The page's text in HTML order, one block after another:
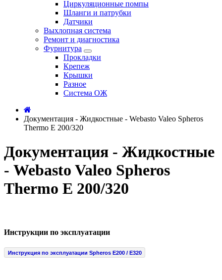
Циркуляционные помпы
Шланги и патрубки
Датчики
Выхлопная система
Ремонт и диагностика
Фурнитура
Прокладки
Крепеж
Крышки
Разное
Система ОЖ
Документация - Жидкостные - Webasto Valeo Spheros
Thermo E 200/320
Документация - Жидкостные
- Webasto Valeo Spheros
Thermo E 200/320
Инструкции по эксплуатации
Инструкция по эксплуатации Spheros E200 / E320